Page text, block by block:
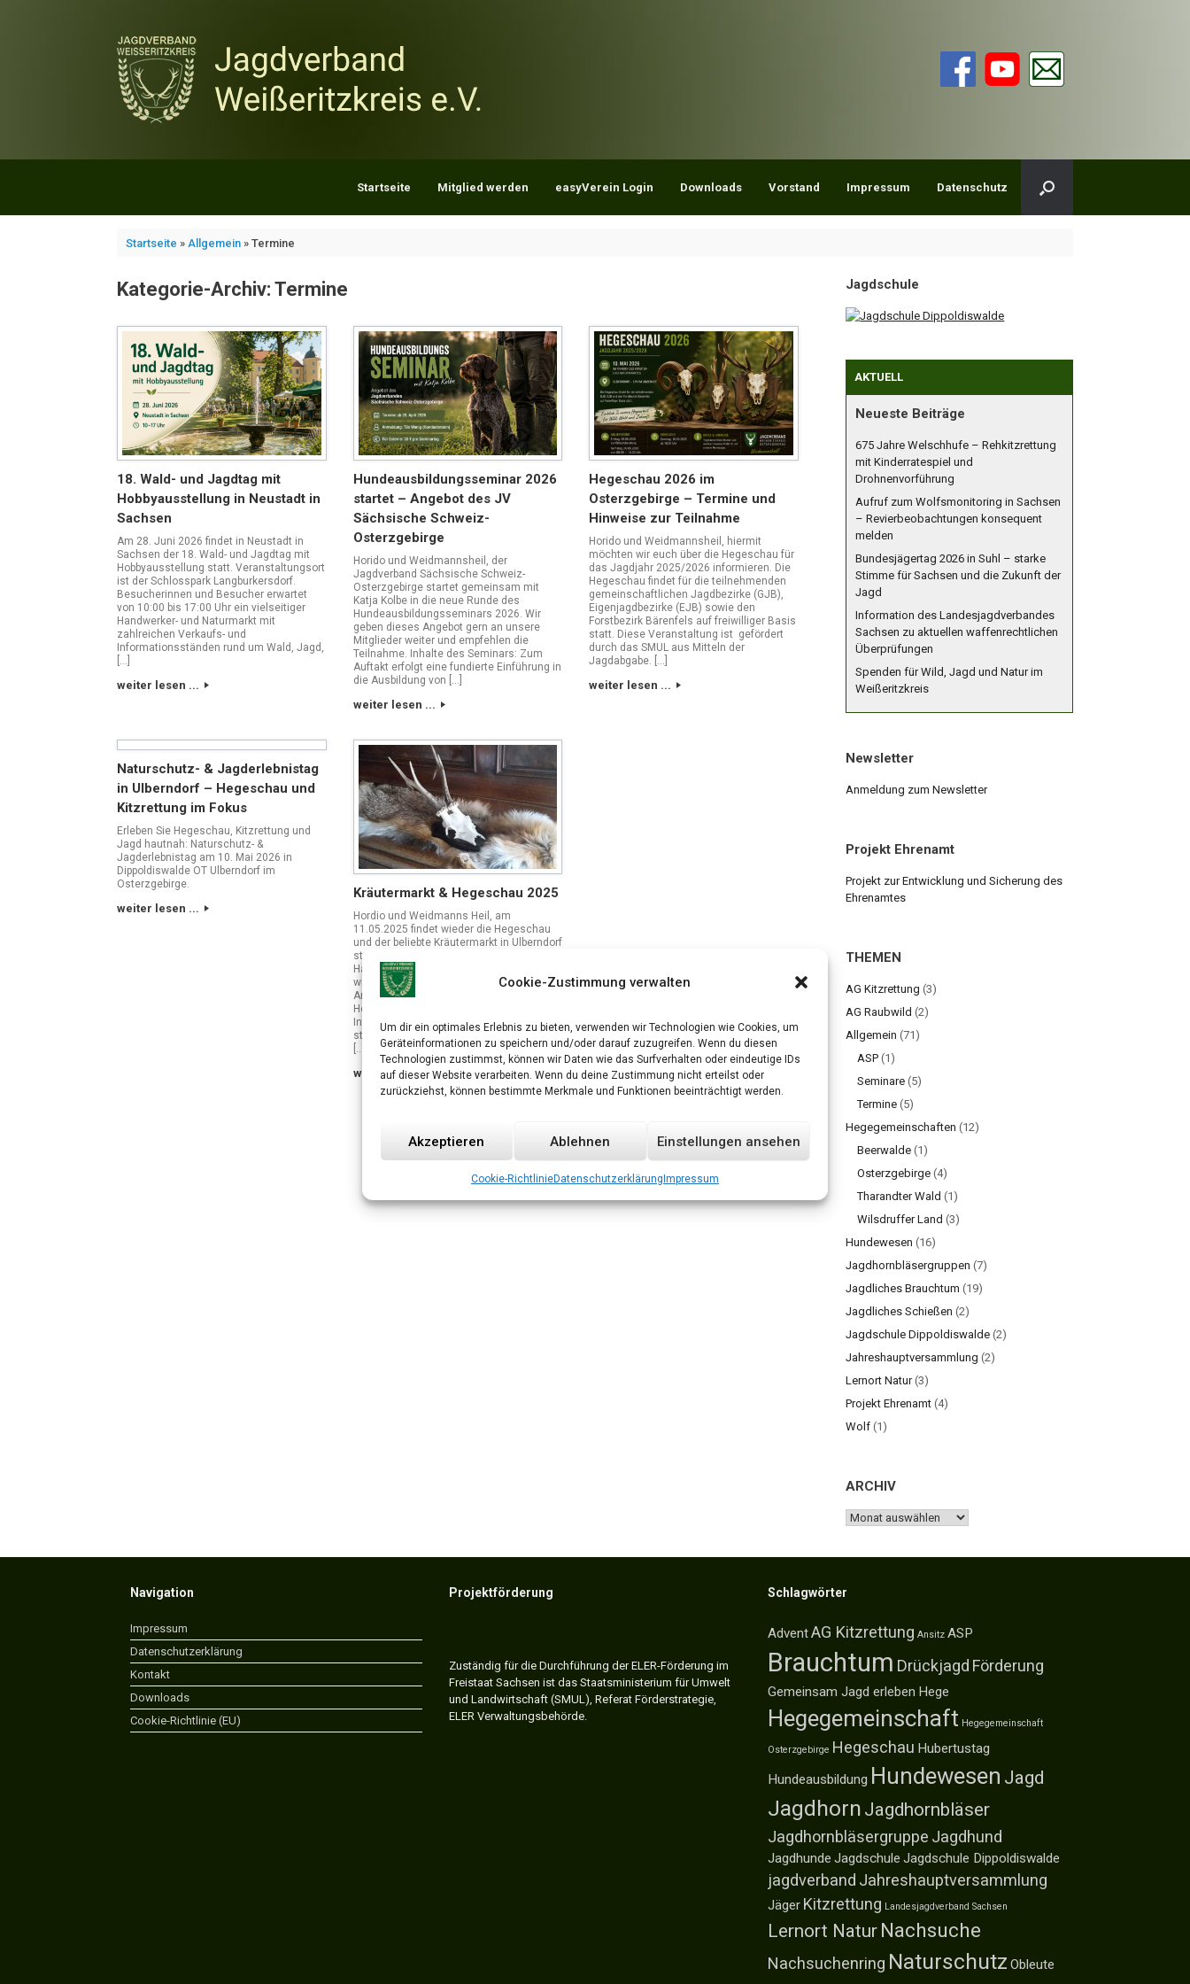
Cookie-Zustimmung verwalten
Um dir ein optimales Erlebnis zu bieten, verwenden wir Technologien wie Cookies, um
Geräteinformationen zu speichern und/oder darauf zuzugreifen. Wenn du diesen
Technologien zustimmst, können wir Daten wie das Surfverhalten oder eindeutige IDs
auf dieser Website verarbeiten. Wenn du deine Zustimmung nicht erteilst oder
zurückziehst, können bestimmte Merkmale und Funktionen beeinträchtigt werden.
Akzeptieren Ablehnen Einstellungen ansehen
Cookie-RichtlinieDatenschutzerklärung Impressum
Startseite Mitglied werden easyVerein Login Downloads Vorstand Impressum Datenschutz
Startseite » Allgemein» Termine
Kategorie-Archiv: Termine
18. Wald- und Jagdtag mit
Hobbyausstellung in Neustadt in
Sachsen
Am 28. Juni 2026 findet in Neustadt in
Sachsen der 18. Wald- und Jagdtag mit
Hobbyausstellung statt. Veranstaltungsort
ist der Schlosspark Langburkersdorf.
Besucherinnen und Besucher erwartet
von 10:00 bis 17:00 Uhr ein vielseitiger
Handwerker- und Naturmarkt mit
zahlreichen Verkaufs- und
Informationsständen rund um Wald, Jagd,
[…]
weiter lesen ...
Hundeausbildungsseminar 2026
startet – Angebot des JV
Sächsische Schweiz-
Osterzgebirge
Horido und Weidmannsheil, der
Jagdverband Sächsische Schweiz-
Osterzgebirge startet gemeinsam mit
Katja Kolbe in die neue Runde des
Hundeausbildungsseminars 2026. Wir
geben dieses Angebot gern an unsere
Mitglieder weiter und empfehlen die
Teilnahme. Inhalte des Seminars: Zum
Auftakt erfolgt eine fundierte Einführung in
die Ausbildung von […]
weiter lesen ...
Hegeschau 2026 im
Osterzgebirge – Termine und
Hinweise zur Teilnahme
Horido und Weidmannsheil, hiermit
möchten wir euch über die Hegeschau für
das Jagdjahr 2025/2026 informieren. Die
Hegeschau findet für die teilnehmenden
gemeinschaftlichen Jagdbezirke (GJB),
Eigenjagdbezirke (EJB) sowie den
Forstbezirk Bärenfels auf freiwilliger Basis
statt. Diese Veranstaltung ist gefördert
durch das SMUL aus Mitteln der
Jagdabgabe. […]
weiter lesen ...
Naturschutz- & Jagderlebnistag
in Ulberndorf – Hegeschau und
Kitzrettung im Fokus
Erleben Sie Hegeschau, Kitzrettung und
Jagd hautnah: Naturschutz- &
Jagderlebnistag am 10. Mai 2026 in
Dippoldiswalde OT Ulberndorf im
Osterzgebirge.
weiter lesen ...
Kräutermarkt & Hegeschau 2025
Hordio und Weidmanns Heil, am
11.05.2025 findet wieder die Hegeschau
und der beliebte Kräutermarkt in Ulberndorf
statt. Alle Informationen findet Ihr im
Handzettel. Trophäenabgabe koordiniert
wieder Uwe Liebscher und die
Ansprechpartner der
Hegegemeinschaften. Weitere
Informationen erfolgen und für Fragen
stehen wir jederzeit gerne zur Verfügung.
[…]
weiter lesen ...
Jagdschule
AKTUELL
Neueste Beiträge
675 Jahre Welschhufe – Rehkitzrettung
mit Kinderratespiel und
Drohnenvorführung
Aufruf zum Wolfsmonitoring in Sachsen
– Revierbeobachtungen konsequent
melden
Bundesjägertag 2026 in Suhl – starke
Stimme für Sachsen und die Zukunft der
Jagd
Information des Landesjagdverbandes
Sachsen zu aktuellen waffenrechtlichen
Überprüfungen
Spenden für Wild, Jagd und Natur im
Weißeritzkreis
Newsletter
Anmeldung zum Newsletter
Projekt Ehrenamt
Projekt zur Entwicklung und Sicherung des
Ehrenamtes
THEMEN
AG Kitzrettung (3)
AG Raubwild (2)
Allgemein (71)
ASP (1)
Seminare (5)
Termine (5)
Hegegemeinschaften (12)
Beerwalde (1)
Osterzgebirge (4)
Tharandter Wald (1)
Wilsdruffer Land (3)
Hundewesen (16)
Jagdhornbläsergruppen (7)
Jagdliches Brauchtum (19)
Jagdliches Schießen (2)
Jagdschule Dippoldiswalde (2)
Jahreshauptversammlung (2)
Lernort Natur(3)
Projekt Ehrenamt (4)
Wolf (1)
ARCHIV
ARCHIV
Navigation
Impressum
Datenschutzerklärung
Kontakt
Downloads
Cookie-Richtlinie (EU)
Projektförderung
Zuständig für die Durchführung der ELER-Förderung im
Freistaat Sachsen ist das Staatsministerium für Umwelt
und Landwirtschaft (SMUL), Referat Förderstrategie,
ELER Verwaltungsbehörde.
Schlagwörter
AdventAG Kitzrettung Ansitz ASP
Brauchtum Drückjagd Förderung
Gemeinsam Jagd erleben Hege
Hegegemeinschaft Hegegemeinschaft
Osterzgebirge Hegeschau Hubertustag
Hundeausbildung Hundewesen Jagd
Jagdhorn Jagdhornbläser
Jagdhornbläsergruppe Jagdhund
Jagdhunde Jagdschule Jagdschule Dippoldiswalde
jagdverband Jahreshauptversammlung
Jäger Kitzrettung Landesjagdverband Sachsen
Lernort Natur Nachsuche
Nachsuchenring Naturschutz Obleute